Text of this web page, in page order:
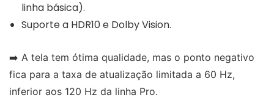
linha básica).
Suporte a HDR10 e Dolby Vision.
➡️ A tela tem ótima qualidade, mas o ponto negativo
fica para a taxa de atualização limitada a 60 Hz,
inferior aos 120 Hz da linha Pro.